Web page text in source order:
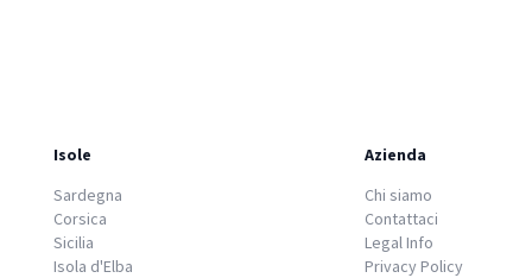
Isole
Sardegna
Corsica
Sicilia
Isola d'Elba
Azienda
Chi siamo
Contattaci
Legal Info
Privacy Policy